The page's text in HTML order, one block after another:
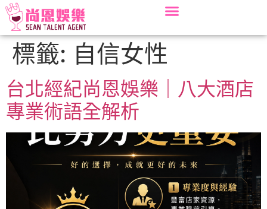
標籤: 自信女性
台北經紀尚恩娛樂｜八大酒店
專業術語全解析